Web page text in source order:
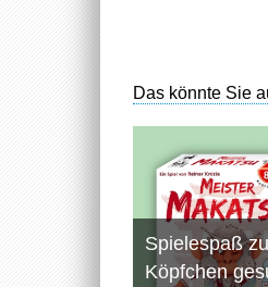
Das könnte Sie
Spielespaß
Köpfchen